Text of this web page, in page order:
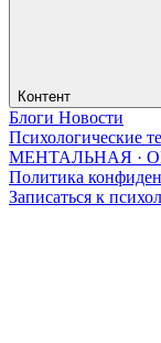
Контент
Блоги Новости
Психологические
МЕНТАЛЬНАЯ ·
Политика
Записаться к